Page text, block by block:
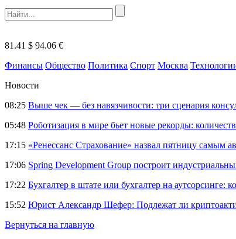
81.41 $ 94.06 €
Финансы Общество Политика Спорт Москва
Новости
08:25 Выше чек — без навязчивости: три сценария
05:48 Роботизация в мире бьет новые рекорды:
17:15 «Ренессанс Страхование» назвал пятницу самым
17:06 Spring Development Group построит
17:22 Бухгалтер в штате или бухгалтер на аутсорсинге:
15:52 Юрист Александр Шефер: Подлежат ли
Вернуться на главную